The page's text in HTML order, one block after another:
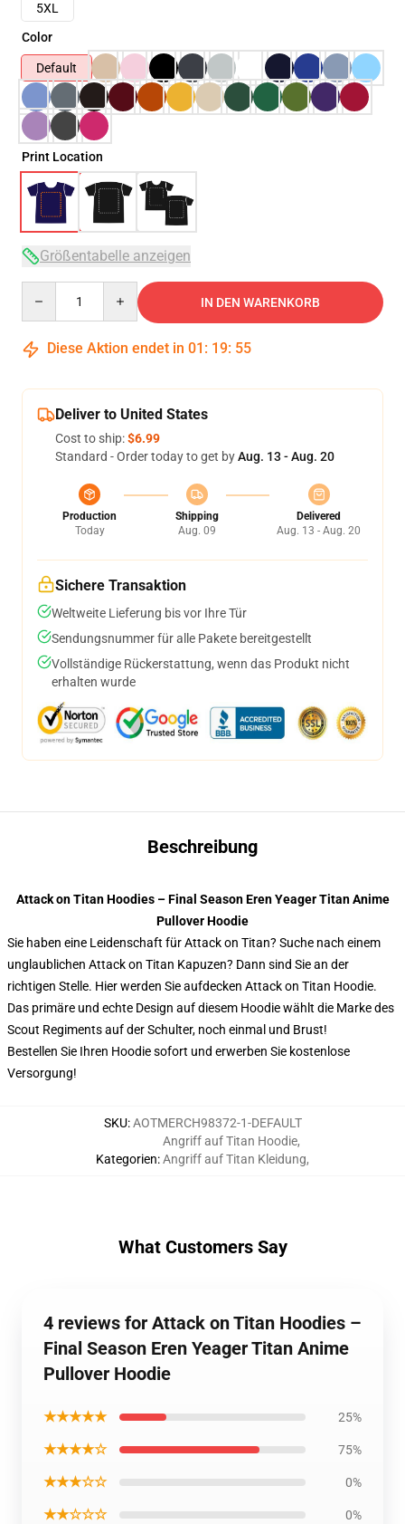
5XL
Color
Default
Print Location
Größentabelle anzeigen
IN DEN WARENKORB
Diese Aktion endet in 01 : 19: 54
Deliver to United States
Cost to ship:$6.99
Standard - Order today to get byAug. 13 - Aug. 20
Production
Today
Shipping
Aug. 09
Delivered
Aug. 13 - Aug. 20
Sichere Transaktion
Weltweite Lieferung bis vor Ihre Tür
Sendungsnummer für alle Pakete bereitgestellt
Vollständige Rückerstattung, wenn das Produkt nicht
erhalten wurde
Beschreibung
Attack on Titan Hoodies – Final Season Eren Yeager Titan Anime
Pullover Hoodie
Sie haben eine Leidenschaft für Attack on Titan? Suche nach einem
unglaublichen Attack on Titan Kapuzen? Dann sind Sie an der
richtigen Stelle. Hier werden Sie aufdecken Attack on Titan Hoodie.
Das primäre und echte Design auf diesem Hoodie wählt die Marke des
Scout Regiments auf der Schulter, noch einmal und Brust!
Bestellen Sie Ihren Hoodie sofort und erwerben Sie kostenlose
Versorgung!
SKU:AOTMERCH98372-1-DEFAULT
Kategorien:
Angriff auf Titan Hoodie,
Angriff auf Titan Kleidung,
What Customers Say
4 reviews for Attack on Titan Hoodies –
Final Season Eren Yeager Titan Anime
Pullover Hoodie
★★★★★ 25%
★★★★☆ 75%
★★★☆☆ 0%
★★☆☆☆ 0%